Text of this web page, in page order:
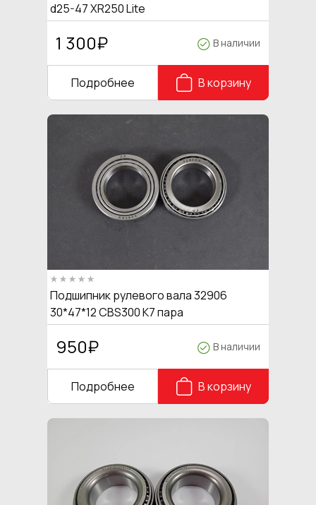
d25-47 XR250 Lite
1 300₽ В наличии
Подробнее В корзину
Подшипник рулевого вала 32906
30*47*12 CBS300 K7 пара
950₽ В наличии
Подробнее В корзину